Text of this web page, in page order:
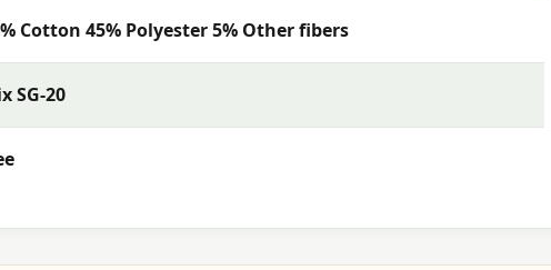
Cotton 45% Polyester 5% Other fibers
SG-20